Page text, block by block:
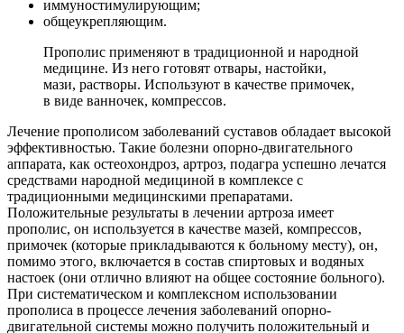
иммуностимулирующим;
общеукрепляющим.
Прополис применяют в традиционной и народной
медицине. Из него готовят отвары, настойки,
мази, растворы. Используют в качестве примочек,
в виде ванночек, компрессов.
Лечение прополисом заболеваний суставов обладает высокой
эффективностью. Такие болезни опорно-двигательного
аппарата, как остеохондроз, артроз, подагра успешно лечатся
средствами народной медициной в комплексе с
традиционными медицинскими препаратами.
Положительные результаты в лечении артроза имеет
прополис, он используется в качестве мазей, компрессов,
примочек (которые прикладываются к больному месту), он,
помимо этого, включается в состав спиртовых и водяных
настоек (они отлично влияют на общее состояние больного).
При систематическом и комплексном использовании
прополиса в процессе лечения заболеваний опорно-
двигательной системы можно получить положительный и